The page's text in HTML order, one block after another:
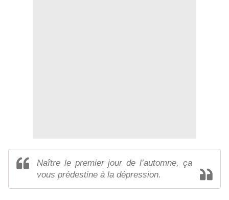
Naître le premier jour de l’automne, ça
vous prédestine à la dépression.